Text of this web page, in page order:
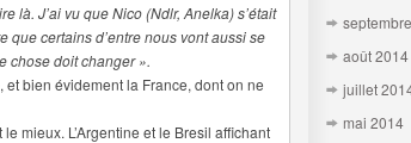
là. J’ai vu que Nico (Ndlr, Anelka) s’était
que certains d’entre nous vont aussi se
chose doit changer ».
et bien évidement la France, dont on ne
mieux. L’Argentine et le Bresil affichant
août 2014
juillet
mai 2014